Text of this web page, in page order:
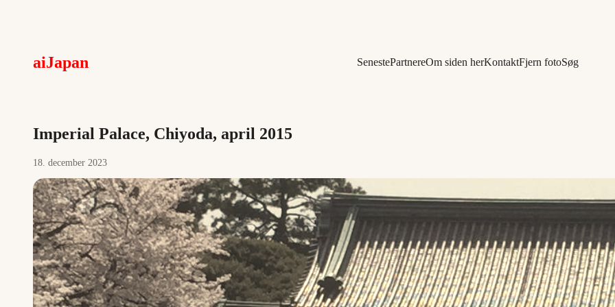
aiJapan SenestePartnereOm siden herKontaktFjern fotoSøg
Imperial Palace, Chiyoda, april 2015
18. december 2023